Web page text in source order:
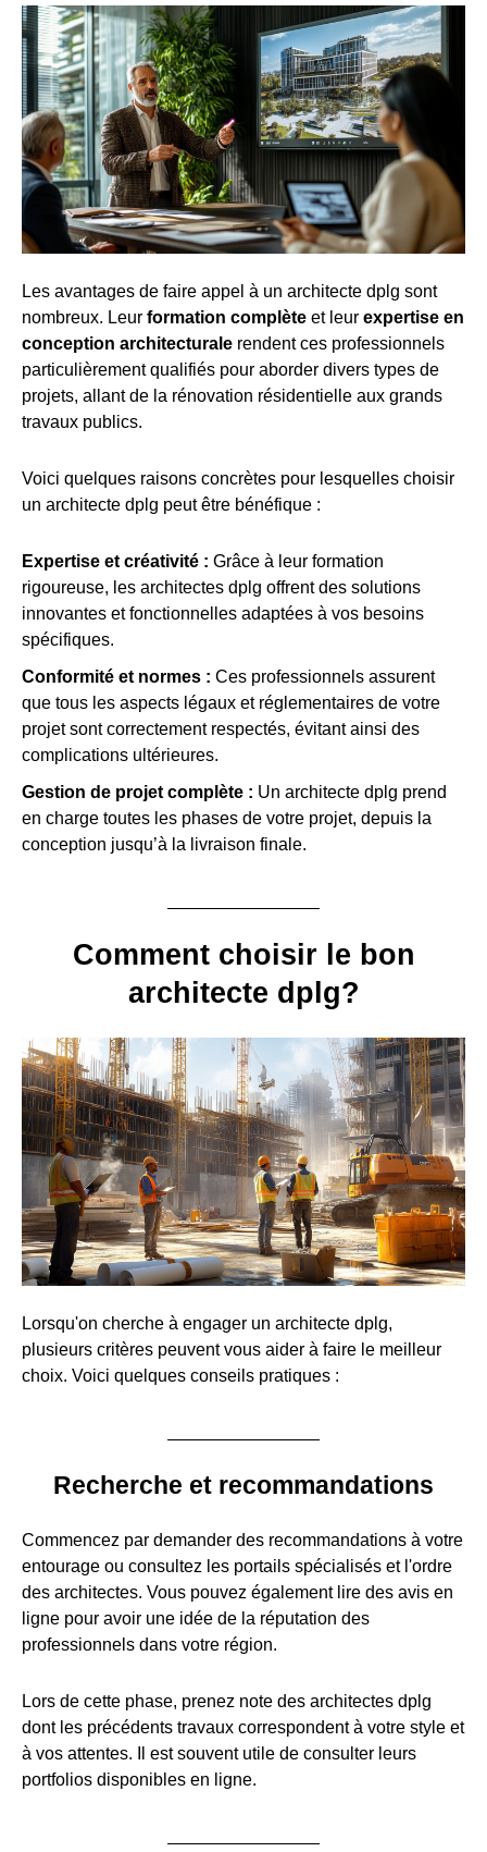
Les avantages de faire appel à un architecte dplg sont
nombreux. Leur formation complète et leur expertise en
conception architecturale rendent ces professionnels
particulièrement qualifiés pour aborder divers types de
projets, allant de la rénovation résidentielle aux grands
travaux publics.
Voici quelques raisons concrètes pour lesquelles choisir
un architecte dplg peut être bénéfique :
Expertise et créativité : Grâce à leur formation
rigoureuse, les architectes dplg offrent des solutions
innovantes et fonctionnelles adaptées à vos besoins
spécifiques.
Conformité et normes : Ces professionnels assurent
que tous les aspects légaux et réglementaires de votre
projet sont correctement respectés, évitant ainsi des
complications ultérieures.
Gestion de projet complète : Un architecte dplg prend
en charge toutes les phases de votre projet, depuis la
conception jusqu’à la livraison finale.
Comment choisir le bon
architecte dplg?
Lorsqu'on cherche à engager un architecte dplg,
plusieurs critères peuvent vous aider à faire le meilleur
choix. Voici quelques conseils pratiques :
Recherche et recommandations
Commencez par demander des recommandations à votre
entourage ou consultez les portails spécialisés et l'ordre
des architectes. Vous pouvez également lire des avis en
ligne pour avoir une idée de la réputation des
professionnels dans votre région.
Lors de cette phase, prenez note des architectes dplg
dont les précédents travaux correspondent à votre style et
à vos attentes. Il est souvent utile de consulter leurs
portfolios disponibles en ligne.